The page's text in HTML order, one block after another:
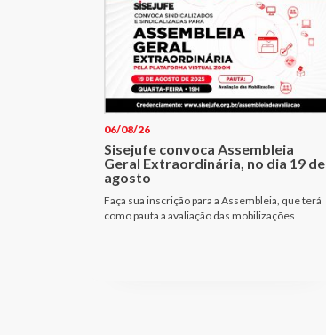
06/08/26
Sisejufe convoca Assembleia
Geral Extraordinária, no dia 19 de
agosto
Faça sua inscrição para a Assembleia, que terá
como pauta a avaliação das mobilizações